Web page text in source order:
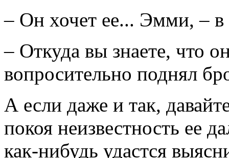
– Он хочет ее... Эмми, – в
– Откуда вы знаете, что
вопросительно поднял
А если даже и так,
покоя неизвестность ее
как-нибудь удастся